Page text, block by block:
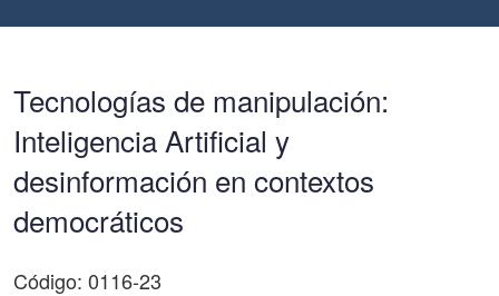
Tecnologías de manipulación:
Inteligencia Artificial y
desinformación en contextos
democráticos
Código: 0116-23